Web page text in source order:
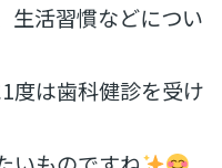
生活習慣などについ
度は歯科健診を受け